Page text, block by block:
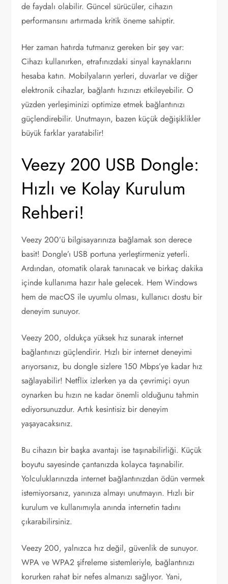
de faydalı olabilir. Güncel sürücüler, cihazın
performansını artırmada kritik öneme sahiptir.
Her zaman hatırda tutmanız gereken bir şey var:
Cihazı kullanırken, etrafınızdaki sinyal kaynaklarını
hesaba katın. Mobilyaların yerleri, duvarlar ve diğer
elektronik cihazlar, bağlantı hızınızı etkileyebilir. O
yüzden yerleşiminizi optimize etmek bağlantınızı
güçlendirebilir. Unutmayın, bazen küçük değişiklikler
büyük farklar yaratabilir!
Veezy 200 USB Dongle:
Hızlı ve Kolay Kurulum
Rehberi!
Veezy 200’ü bilgisayarınıza bağlamak son derece
basit! Dongle’ı USB portuna yerleştirmeniz yeterli.
Ardından, otomatik olarak tanınacak ve birkaç dakika
içinde kullanıma hazır hale gelecek. Hem Windows
hem de macOS ile uyumlu olması, kullanıcı dostu bir
deneyim sunuyor.
Veezy 200, oldukça yüksek hız sunarak internet
bağlantınızı güçlendirir. Hızlı bir internet deneyimi
arıyorsanız, bu dongle sizlere 150 Mbps’ye kadar hız
sağlayabilir! Netflix izlerken ya da çevrimiçi oyun
oynarken bu hızın ne kadar önemli olduğunu tahmin
ediyorsunuzdur. Artık kesintisiz bir deneyim
yaşayacaksınız.
Bu cihazın bir başka avantajı ise taşınabilirliği. Küçük
boyutu sayesinde çantanızda kolayca taşınabilir.
Yolculuklarınızda internet bağlantınızdan ödün vermek
istemiyorsanız, yanınıza almayı unutmayın. Hızlı bir
kurulum ve kullanımıyla anında internetin tadını
çıkarabilirsiniz.
Veezy 200, yalnızca hız değil, güvenlik de sunuyor.
WPA ve WPA2 şifreleme sistemleriyle, bağlantınızı
korurken rahat bir nefes almanızı sağlıyor. Yani,